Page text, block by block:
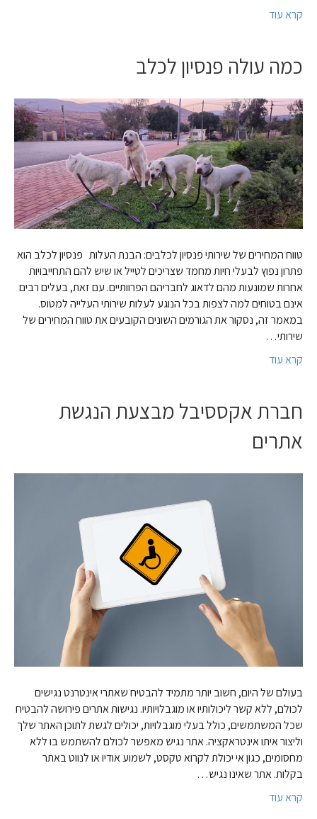
קרא עוד
כמה עולה פנסיון לכלב
טווח המחירים של שירותי פנסיון לכלבים: הבנת העלות פנסיון לכלב הוא
פתרון נפוץ לבעלי חיות מחמד שצריכים לטייל או שיש להם התחייבויות
אחרות שמונעות מהם לדאוג לחבריהם הפרוותיים. עם זאת, בעלים רבים
אינם בטוחים למה לצפות בכל הנוגע לעלות שירותי העלייה למטוס.
במאמר זה, נסקור את הגורמים השונים הקובעים את טווח המחירים של
שירותי…
קרא עוד
חברת אקססיבל מבצעת הנגשת
אתרים
בעולם של היום, חשוב יותר מתמיד להבטיח שאתרי אינטרנט נגישים
לכולם, ללא קשר ליכולותיו או מוגבלויותיו. נגישות אתרים פירושה להבטיח
שכל המשתמשים, כולל בעלי מוגבלויות, יכולים לגשת לתוכן האתר שלך
וליצור איתו אינטראקציה. אתר נגיש מאפשר לכולם להשתמש בו ללא
מחסומים, כגון אי יכולת לקרוא טקסט, לשמוע אודיו או לנווט באתר
בקלות. אתר שאינו נגיש…
קרא עוד